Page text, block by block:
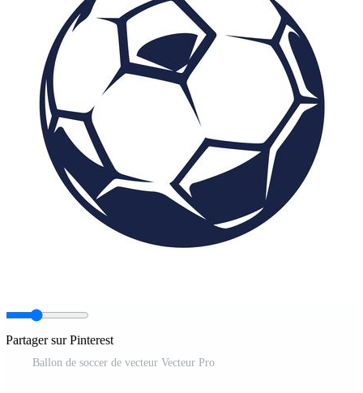
Partager sur Pinterest
Ballon de soccer de vecteur Vecteur Pro